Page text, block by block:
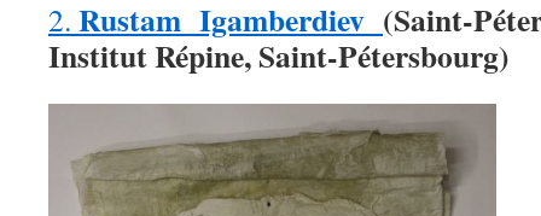
2. Rustam Igamberdiev (Saint-
Institut Répine, Saint-Pétersbourg)